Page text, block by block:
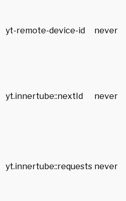
yt-remote-device-id never
yt.innertube::nextId never
yt.innertube::requests never